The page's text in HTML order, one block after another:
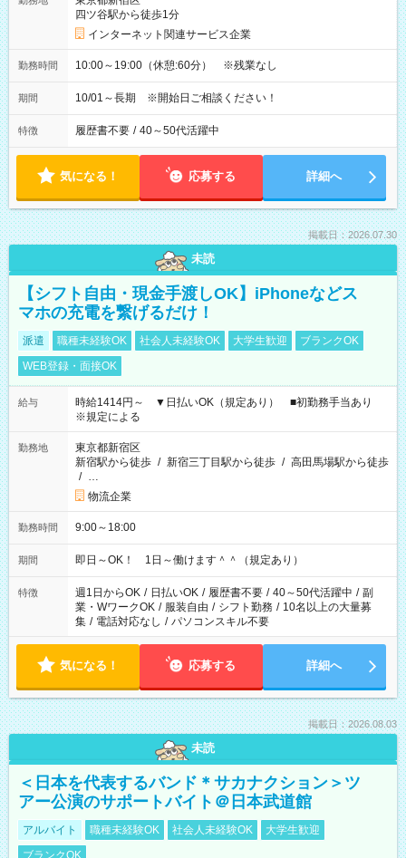
四ツ谷駅から徒歩1分
インターネット関連サービス企業
勤務時間 10:00～19:00（休憩:60分） ※残業なし
期間 10/01～長期 ※開始日ご相談ください！
特徴 履歴書不要 / 40～50代活躍中
気になる！ 応募する 詳細へ
掲載日：2026.07.30
未読
【シフト自由・現金手渡しOK】iPhoneなどス
マホの充電を繋げるだけ！
派遣 職種未経験OK 社会人未経験OK 大学生歓迎
ブランクOK
WEB登録・面接OK
給与
時給1414円～ ▼日払いOK（規定あり） ■初勤務手当あり
※規定による
勤務地
東京都新宿区
新宿駅から徒歩 / 新宿三丁目駅から徒歩 / 高田馬場駅から徒歩
/ …
物流企業
勤務時間 9:00～18:00
期間 即日～OK！ 1日～働けます＾＾（規定あり）
特徴 週1日からOK / 日払いOK / 履歴書不要 / 40～50代活躍中 / 副
業・WワークOK / 服装自由 / シフト勤務 / 10名以上の大量募
集 / 電話対応なし / パソコンスキル不要
気になる！ 応募する 詳細へ
掲載日：2026.08.03
未読
＜日本を代表するバンド＊サカナクション＞ツ
アー公演のサポートバイト＠日本武道館
アルバイト 職種未経験OK 社会人未経験OK
大学生歓迎
ブランクOK